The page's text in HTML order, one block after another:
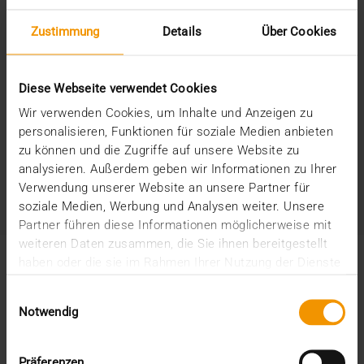
Zustimmung Details Über Cookies
Diese Webseite verwendet Cookies
Wir verwenden Cookies, um Inhalte und Anzeigen zu
personalisieren, Funktionen für soziale Medien anbieten
zu können und die Zugriffe auf unsere Website zu
analysieren. Außerdem geben wir Informationen zu Ihrer
Verwendung unserer Website an unsere Partner für
soziale Medien, Werbung und Analysen weiter. Unsere
Partner führen diese Informationen möglicherweise mit
weiteren Daten zusammen, die Sie ihnen bereitgestellt
haben oder die sie im Rahmen Ihrer Nutzung der Dienste
Notwendig
Consultant (m/w/d)
Project Manager Digital Health (m/w/d)
Product Owner (m/w/d)
Systemadministrator (m/w/d) Cloud Anwendungen
Ausbildung, Studium & Praktika